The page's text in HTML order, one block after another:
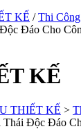
KẾ /Thi
Đáo Cho
KẾ
THIẾT KẾ >
Thái Độc Đáo